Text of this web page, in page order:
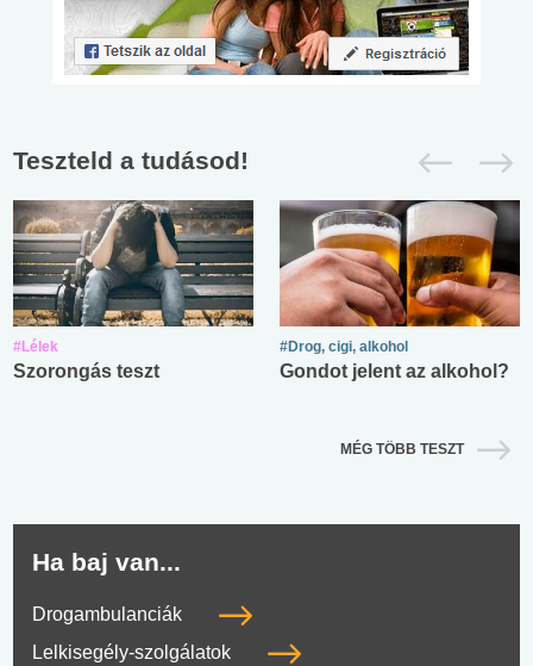
Teszteld a tudásod!
#Lélek
Szorongás teszt
#Drog, cigi, alkohol
Gondot jelent az alkohol?
MÉG TÖBB TESZT
Ha baj van...
Drogambulanciák
Lelkisegély-szolgálatok